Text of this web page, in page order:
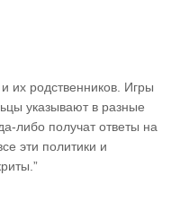
их родственников. Игры
указывают в разные
либо получат ответы на
эти политики и